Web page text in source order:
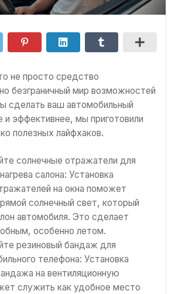
не просто средство
безграничный мир возможностей
сделать ваш автомобильный
эффективнее, мы приготовили
полезных лайфхаков.
солнечные отражатели для
салона: Установка
на окна поможет
солнечный свет, который
автомобиля. Это сделает
особенно летом.
резиновый бандаж для
телефона: Установка
на вентиляционную
служить как удобное место